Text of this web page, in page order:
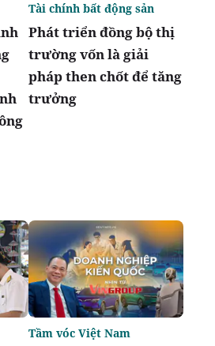
Phát triển đồng bộ thị
trường vốn là giải
pháp then chốt để tăng
trưởng
Tài chính bất động sản
Tầm vóc Việt Nam